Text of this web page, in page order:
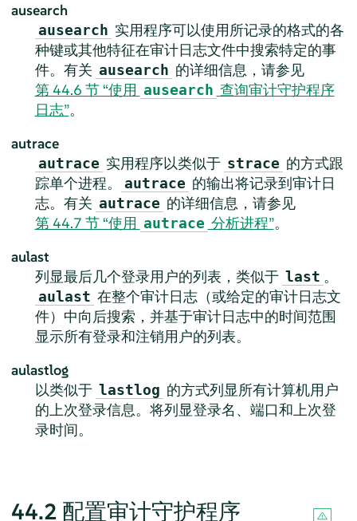
ausearch
ausearch 实用程序可以使用所记录的格式的各
种键或其他特征在审计日志文件中搜索特定的事
件。有关 ausearch 的详细信息，请参见
第 44.6 节 “使用 ausearch 查询审计守护程序
日志”。
autrace
autrace 实用程序以类似于 strace 的方式跟
踪单个进程。
autrace 的输出将记录到审计日
志。有关 autrace 的详细信息，请参见
第 44.7 节 “使用 autrace 分析进程”。
aulast
列显最后几个登录用户的列表，类似于 last 。
aulast 在整个审计日志（或给定的审计日志文
件）中向后搜索，并基于审计日志中的时间范围
显示所有登录和注销用户的列表。
aulastlog
以类似于 lastlog 的方式列显所有计算机用户
的上次登录信息。将列显登录名、端口和上次登
录时间。
44.2 配置审计守护程序